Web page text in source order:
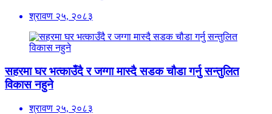
श्रावण २५, २०८३
सहरमा घर भत्काउँदै र जग्गा मास्दै सडक चौडा गर्नु सन्तुलित
विकास नहुने
श्रावण २५, २०८३